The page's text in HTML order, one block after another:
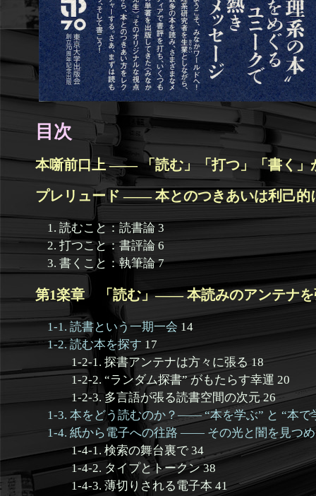
目次
本噺前口上 —— 「読む」「打つ」「書く」
プレリュード —— 本とのつきあいは利己的
1. 読むこと：読書論 3
2. 打つこと：書評論 6
3. 書くこと：執筆論 7
第1楽章 「読む」—— 本読みのアンテナを
1-1. 読書という一期一会 14
1-2. 読む本を探す 17
1-2-1. 探書アンテナは方々に張る 18
1-2-2. “ランダム探書” がもたらす幸運 20
1-2-3. 多言語が張る読書空間の次元 26
1-3. 本をどう読むのか？—— “本を学ぶ” と “本で
1-4. 紙から電子への往路 —— その光と闇を見つ
1-4-1. 検索の舞台裏で 34
1-4-2. タイプとトークン 38
1-4-3. 薄切りされる電子本 41